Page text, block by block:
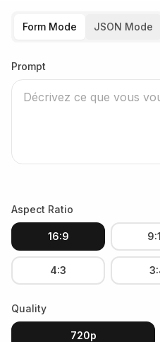
Form Mode JSON Mode
Prompt
Aspect Ratio
16:9
4:3
Quality
720p